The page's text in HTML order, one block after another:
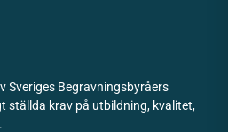
Sveriges Begravningsbyråers
ställda krav på utbildning, kvalitet,